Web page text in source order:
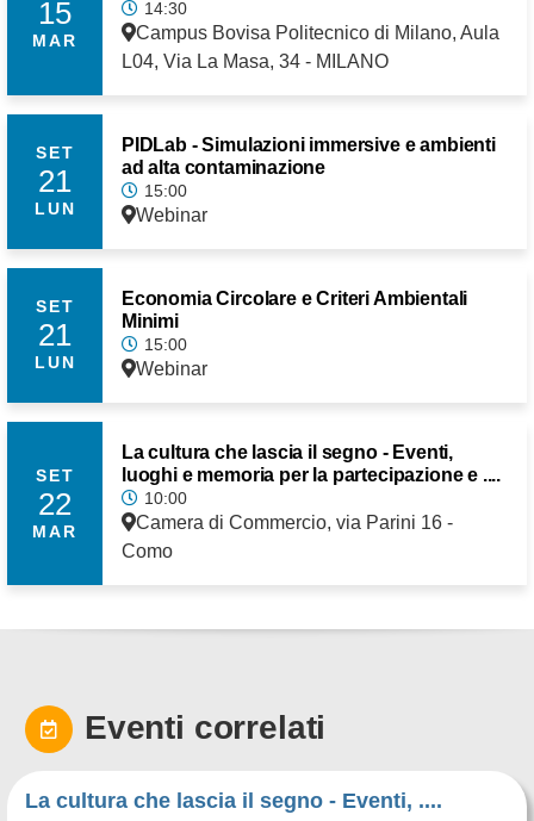
15
MAR
14:30
Campus Bovisa Politecnico di Milano, Aula
L04, Via La Masa, 34 - MILANO
SET
21
LUN
PIDLab - Simulazioni immersive e ambienti
ad alta contaminazione
15:00
Webinar
SET
21
LUN
Economia Circolare e Criteri Ambientali
Minimi
15:00
Webinar
SET
22
MAR
La cultura che lascia il segno - Eventi,
luoghi e memoria per la partecipazione e ....
10:00
Camera di Commercio, via Parini 16 -
Como
Eventi correlati
La cultura che lascia il segno - Eventi, ....